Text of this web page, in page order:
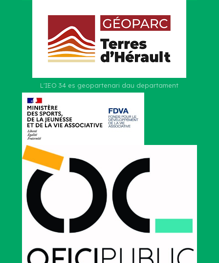
L'IEO 34 es geopartenari dau departament